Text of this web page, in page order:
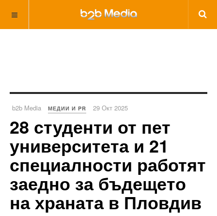
b2b Media МЕДИИ И PR 29 Окт 2025
28 студенти от пет
университета и 21
специалности работят
заедно за бъдещето
на храната в Пловдив